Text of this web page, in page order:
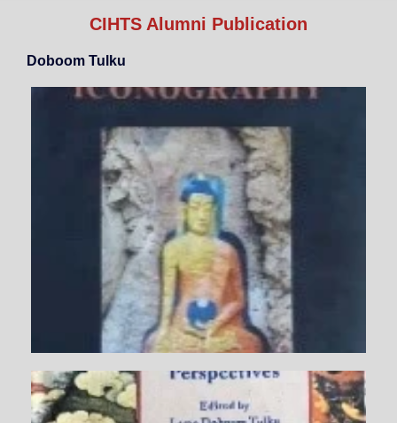
CIHTS Alumni Publication
Doboom Tulku